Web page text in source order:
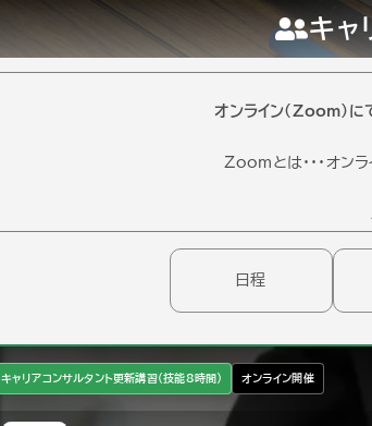
キャ
オンライン（Zoom）
Zoomとは・・・オン
日程
キャリアコンサルタント更新講習（技能8時間） オンライン開催